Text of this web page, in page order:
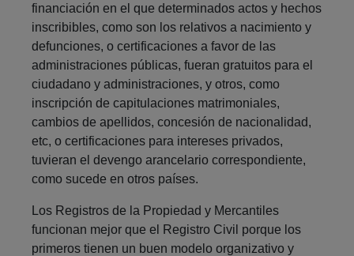
financiación en el que determinados actos y hechos
inscribibles, como son los relativos a nacimiento y
defunciones, o certificaciones a favor de las
administraciones públicas, fueran gratuitos para el
ciudadano y administraciones, y otros, como
inscripción de capitulaciones matrimoniales,
cambios de apellidos, concesión de nacionalidad,
etc, o certificaciones para intereses privados,
tuvieran el devengo arancelario correspondiente,
como sucede en otros países.
Los Registros de la Propiedad y Mercantiles
funcionan mejor que el Registro Civil porque los
primeros tienen un buen modelo organizativo y